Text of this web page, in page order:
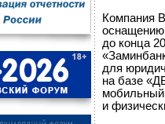
Компания
оснащению
до конца
для
на базе
и